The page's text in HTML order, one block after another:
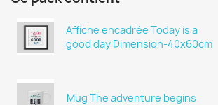
Affiche encadrée Today is a
good day Dimension-40x60cm
Mug The adventure begins